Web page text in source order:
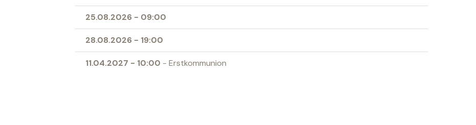
25.08.2026 - 09:00
28.08.2026 - 19:00
11.04.2027 - 10:00 - Erstkommunion